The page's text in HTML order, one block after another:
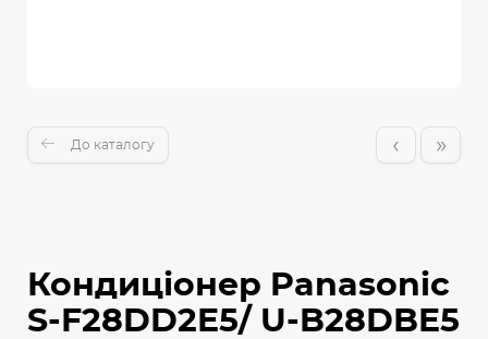
До каталогу ‹ »
Кондиціонер Panasonic
S-F28DD2E5/ U-B28DBE5